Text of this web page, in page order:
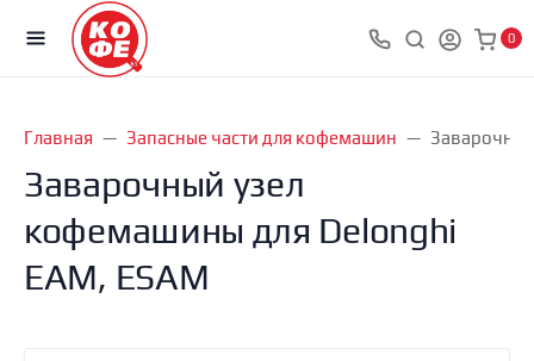
0
Главная Запасные части для кофемашин
Заварочный узел
кофемашины для Delonghi
EAM, ESAM